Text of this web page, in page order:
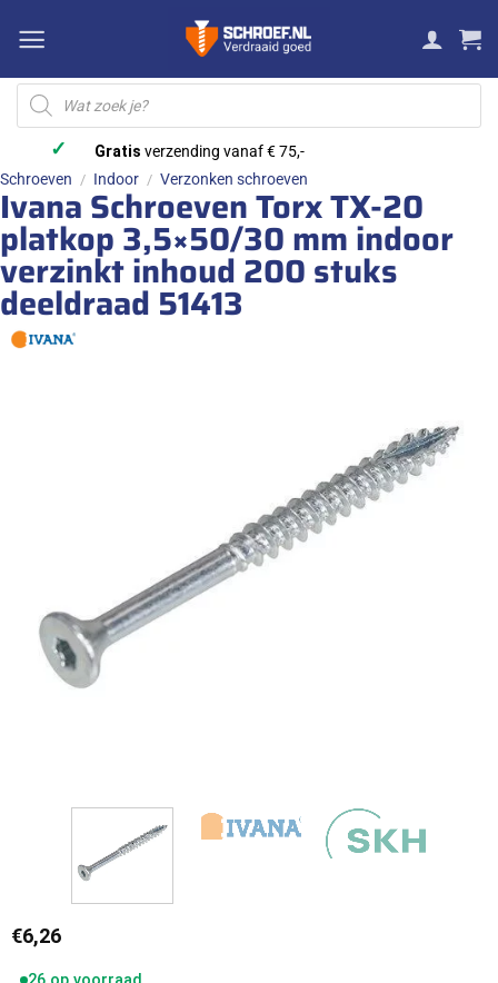
naar
inhoud
Producten
zoeken
✓ Gratis verzending vanaf € 75,-
Schroeven / Indoor / Verzonken schroeven
Ivana Schroeven Torx TX-20
platkop 3,5×50/30 mm indoor
verzinkt inhoud 200 stuks
deeldraad 51413
€6,26